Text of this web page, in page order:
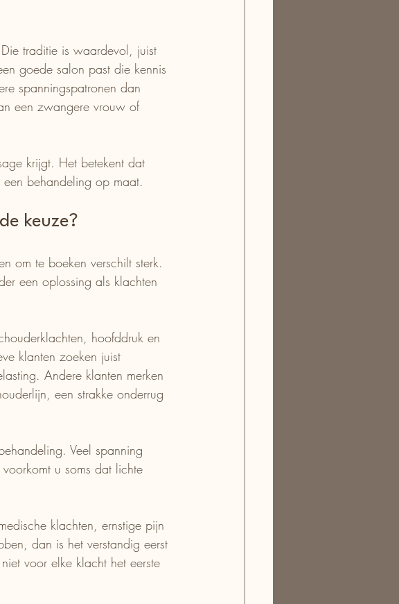
traditie is waardevol, juist
goede salon past die kennis
spanningspatronen dan
een zwangere vrouw of
krijgt. Het betekent dat
behandeling op maat.
keuze?
om te boeken verschilt sterk.
een oplossing als klachten
hoofddruk en
klanten zoeken juist
Andere klanten merken
een strakke onderrug
Veel spanning
u soms dat lichte
klachten, ernstige pijn
dan is het verstandig eerst
voor elke klacht het eerste